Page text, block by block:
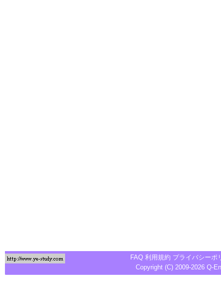
FAQ 利用規約 プライバシーポ
Copyright (C) 2009-2026 Q-